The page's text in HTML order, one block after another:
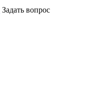
Задать вопрос